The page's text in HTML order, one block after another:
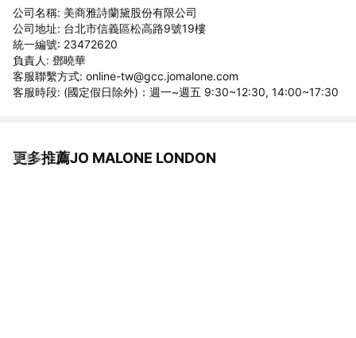
公司名稱: 美商雅詩蘭黛股份有限公司
公司地址: 台北市信義區松高路9號19樓
統一編號: 23472620
負責人: 鄧曉華
客服聯繫方式: online-tw@gcc.jomalone.com
客服時段: (國定假日除外)：週一~週五 9:30~12:30, 14:00~17:30
更多推薦JO MALONE LONDON
看更多